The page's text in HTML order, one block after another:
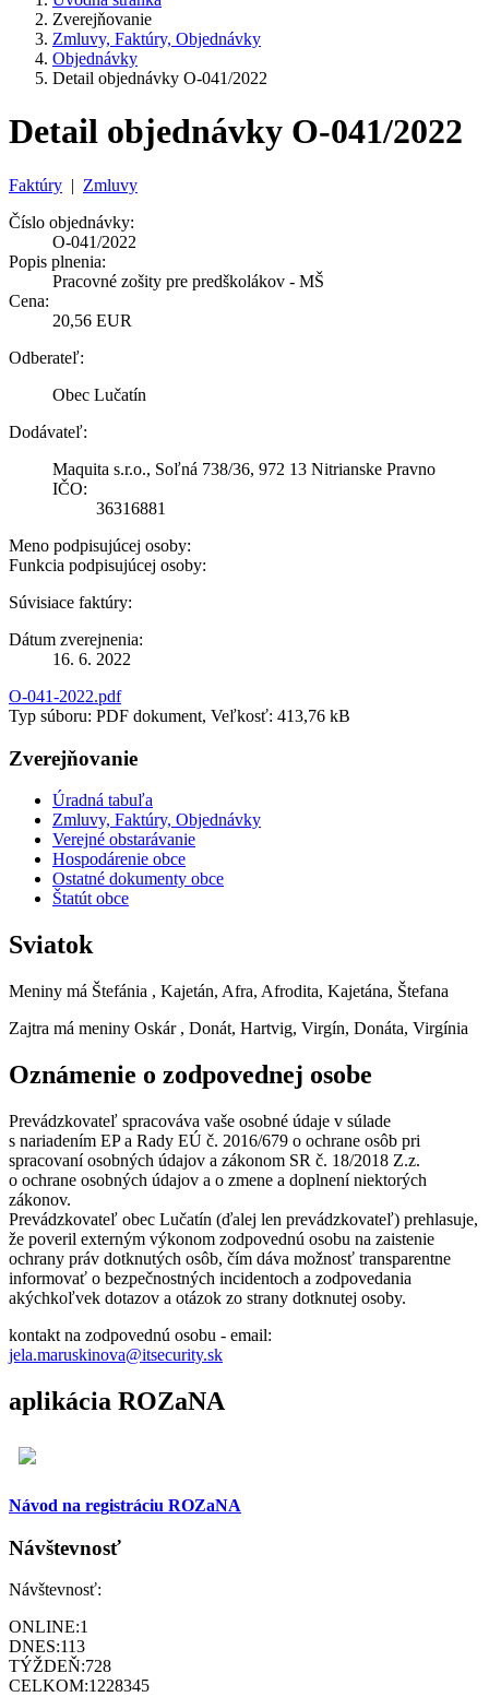
Zverejňovanie
Zmluvy, Faktúry, Objednávky
Objednávky
Detail objednávky O-041/2022
Detail objednávky O-041/2022
Faktúry | Zmluvy
Číslo objednávky:
O-041/2022
Popis plnenia:
Pracovné zošity pre predškolákov - MŠ
Cena:
20,56 EUR
Odberateľ:
Obec Lučatín
Dodávateľ:
Maquita s.r.o., Soľná 738/36, 972 13 Nitrianske Pravno
IČO:
36316881
Meno podpisujúcej osoby:
Funkcia podpisujúcej osoby:
Súvisiace faktúry:
Dátum zverejnenia:
16. 6. 2022
O-041-2022.pdf
Typ súboru: PDF dokument, Veľkosť: 413,76 kB
Zverejňovanie
Úradná tabuľa
Zmluvy, Faktúry, Objednávky
Verejné obstarávanie
Hospodárenie obce
Ostatné dokumenty obce
Štatút obce
Sviatok
Meniny má Štefánia , Kajetán, Afra, Afrodita, Kajetána, Štefana
Zajtra má meniny Oskár , Donát, Hartvig, Virgín, Donáta, Virgínia
Oznámenie o zodpovednej osobe
Prevádzkovateľ spracováva vaše osobné údaje v súlade
s nariadením EP a Rady EÚ č. 2016/679 o ochrane osôb pri
spracovaní osobných údajov a zákonom SR č. 18/2018 Z.z.
o ochrane osobných údajov a o zmene a doplnení niektorých
zákonov.
Prevádzkovateľ obec Lučatín (ďalej len prevádzkovateľ) prehlasuje,
že poveril externým výkonom zodpovednú osobu na zaistenie
ochrany práv dotknutých osôb, čím dáva možnosť transparentne
informovať o bezpečnostných incidentoch a zodpovedania
akýchkoľvek dotazov a otázok zo strany dotknutej osoby.
kontakt na zodpovednú osobu - email:
jela.maruskinova@itsecurity.sk
aplikácia ROZaNA
Návod na registráciu ROZaNA
Návštevnosť
Návštevnosť:
ONLINE:1
DNES:113
TÝŽDEŇ:728
CELKOM:1228345